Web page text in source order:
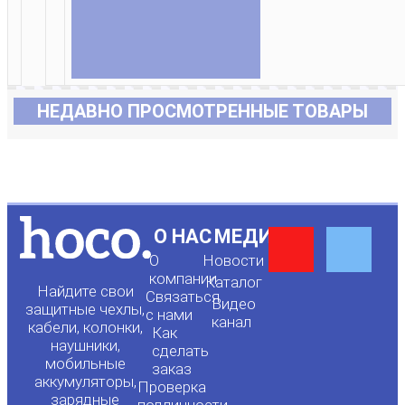
НЕДАВНО ПРОСМОТРЕННЫЕ ТОВАРЫ
Найдите свои
защитные чехлы,
кабели, колонки,
наушники,
мобильные
аккумуляторы,
зарядные
О НАС
О
компании
Связаться
с нами
Как
сделать
заказ
Проверка
МЕДИА
Новости
Каталог
Видео
канал